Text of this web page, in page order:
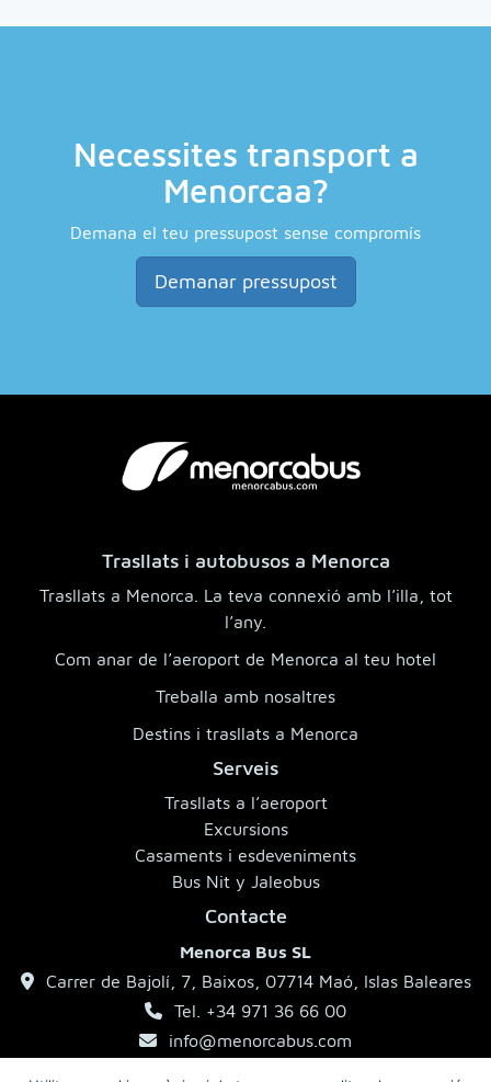
Necessites transport a
Menorcaa?
Demana el teu pressupost sense compromís
Demanar pressupost
Trasllats i autobusos a Menorca
Trasllats a Menorca. La teva connexió amb l’illa, tot
l’any.
Com anar de l’aeroport de Menorca al teu hotel
Treballa amb nosaltres
Destins i trasllats a Menorca
Serveis
Trasllats a l’aeroport
Excursions
Casaments i esdeveniments
Bus Nit y Jaleobus
Contacte
Menorca Bus SL
Carrer de Bajolí, 7, Baixos, 07714 Maó, Islas Baleares
Tel. +34 971 36 66 00
info@menorcabus.com